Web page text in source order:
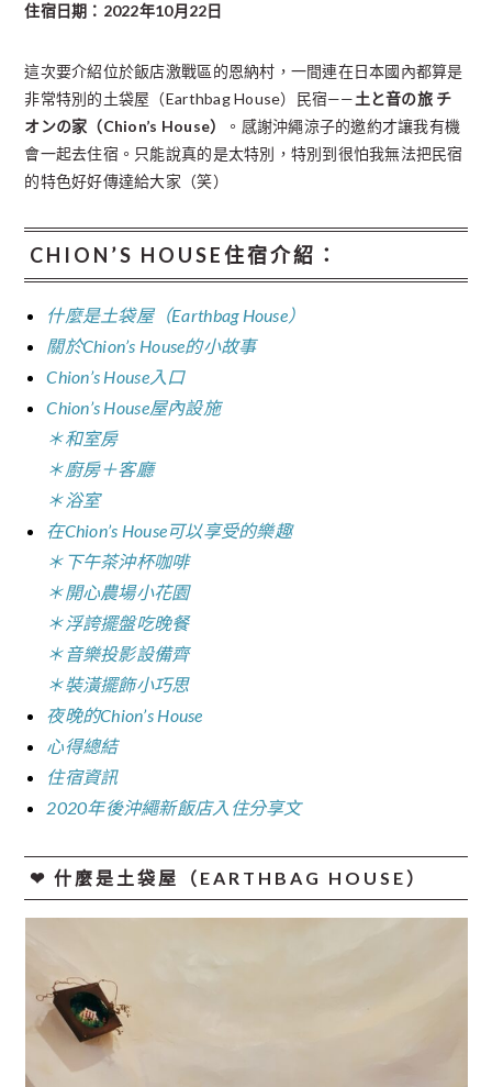
住宿日期：2022年10月22日
這次要介紹位於飯店激戰區的恩納村，一間連在日本國內都算是
非常特別的土袋屋（Earthbag House）民宿——土と音の旅 チ
オンの家（Chion’s House）
。感謝沖繩涼子的邀約才讓我有機
會一起去住宿。只能說真的是太特別，特別到很怕我無法把民宿
的特色好好傳達給大家（笑）
CHION’S HOUSE住宿介紹 ：
什麼是土袋屋（Earthbag House）
關於Chion’s House的小故事
Chion’s House入口
Chion’s House屋內設施
＊和室房
＊廚房＋客廳
＊浴室
在Chion’s House可以享受的樂趣
＊下午茶沖杯咖啡
＊開心農場小花園
＊浮誇擺盤吃晚餐
＊音樂投影設備齊
＊裝潢擺飾小巧思
夜晚的Chion’s House
心得總結
住宿資訊
2020年後沖繩新飯店入住分享文
❤︎ 什麼是土袋屋（EARTHBAG HOUSE）